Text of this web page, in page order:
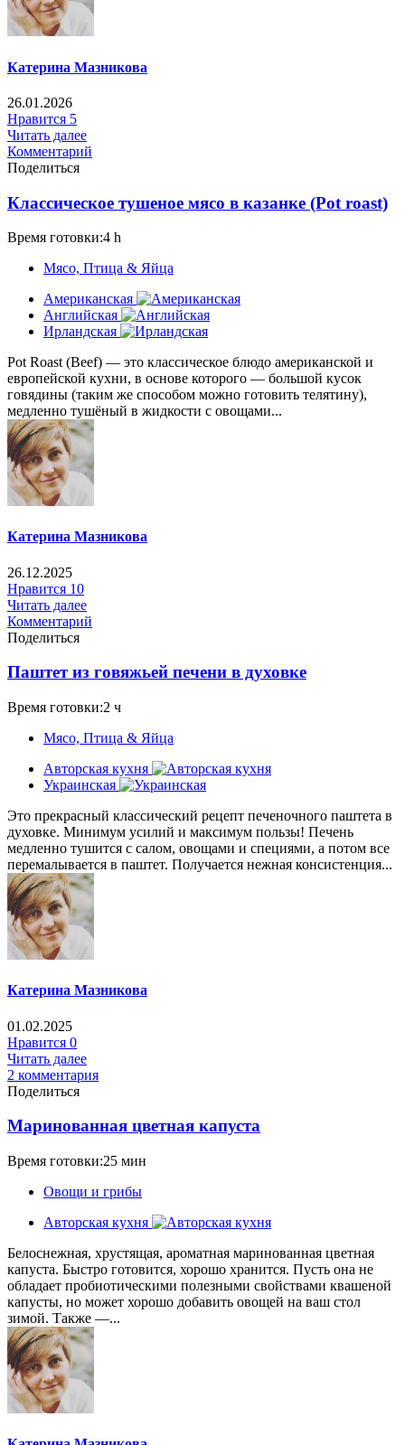
Катерина Мазникова
26.01.2026
Нравится 5
Читать далее
Комментарий
Поделиться
Классическое тушеное мясо в казанке (Pot roast)
Время готовки:4 h
Мясо, Птица & Яйца
Американская
Английская
Ирландская
Pot Roast (Beef) — это классическое блюдо американской и
европейской кухни, в основе которого — большой кусок
говядины (таким же способом можно готовить телятину),
медленно тушёный в жидкости с овощами...
Катерина Мазникова
26.12.2025
Нравится 10
Читать далее
Комментарий
Поделиться
Паштет из говяжьей печени в духовке
Время готовки:2 ч
Мясо, Птица & Яйца
Авторская кухня
Украинская
Это прекрасный классический рецепт печеночного паштета в
духовке. Минимум усилий и максимум пользы! Печень
медленно тушится с салом, овощами и специями, а потом все
перемалывается в паштет. Получается нежная консистенция...
Катерина Мазникова
01.02.2025
Нравится 0
Читать далее
2 комментария
Поделиться
Маринованная цветная капуста
Время готовки:25 мин
Овощи и грибы
Авторская кухня
Белоснежная, хрустящая, ароматная маринованная цветная
капуста. Быстро готовится, хорошо хранится. Пусть она не
обладает пробиотическими полезными свойствами квашеной
капусты, но может хорошо добавить овощей на ваш стол
зимой. Также —...